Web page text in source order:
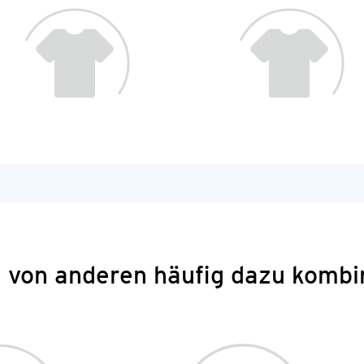
von anderen häufig dazu